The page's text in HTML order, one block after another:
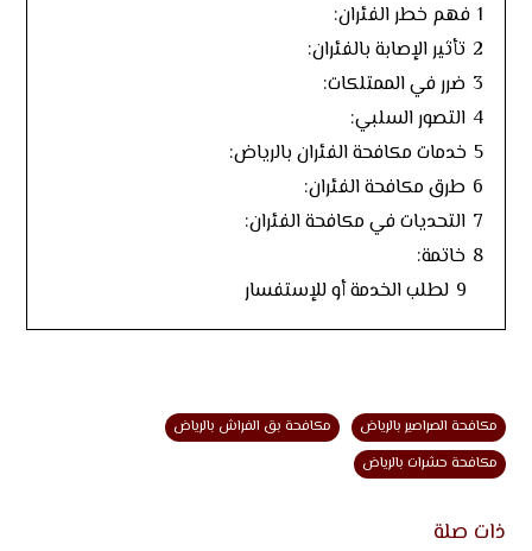
1 فهم خطر الفئران:
2 تأثير الإصابة بالفئران:
3 ضرر في الممتلكات:
4 التصور السلبي:
5 خدمات مكافحة الفئران بالرياض:
6 طرق مكافحة الفئران:
7 التحديات في مكافحة الفئران:
8 خاتمة:
9 لطلب الخدمة أو للإستفسار
مكافحة الصراصير بالرياض
مكافحة بق الفراش بالرياض
مكافحة حشرات بالرياض
ذات صلة